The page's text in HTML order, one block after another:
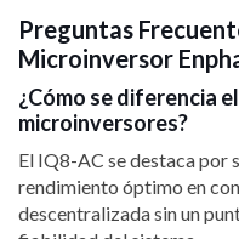
Preguntas
Microinversor
¿Cómo se diferencia
microinversores?
El IQ8-AC se destaca por
rendimiento óptimo en
descentralizada sin un